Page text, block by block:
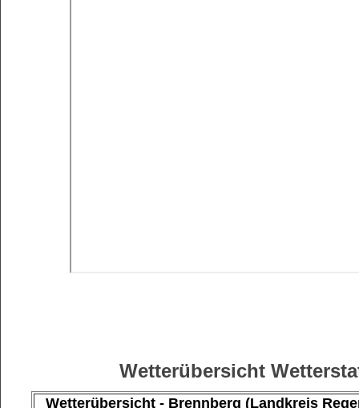
Wetterübersicht